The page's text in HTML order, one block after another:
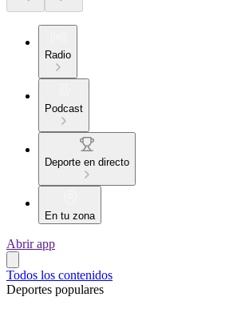
Radio
Podcast
Deporte en directo
En tu zona
Abrir app
Todos los contenidos
Deportes populares